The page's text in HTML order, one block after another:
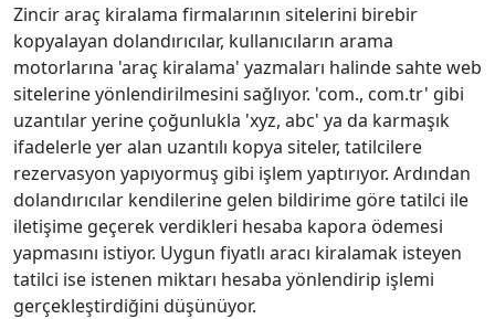
Zincir araç kiralama firmalarının sitelerini birebir
kopyalayan dolandırıcılar, kullanıcıların arama
motorlarına 'araç kiralama' yazmaları halinde sahte web
sitelerine yönlendirilmesini sağlıyor. 'com., com.tr' gibi
uzantılar yerine çoğunlukla 'xyz, abc' ya da karmaşık
ifadelerle yer alan uzantılı kopya siteler, tatilcilere
rezervasyon yapıyormuş gibi işlem yaptırıyor. Ardından
dolandırıcılar kendilerine gelen bildirime göre tatilci ile
iletişime geçerek verdikleri hesaba kapora ödemesi
yapmasını istiyor. Uygun fiyatlı aracı kiralamak isteyen
tatilci ise istenen miktarı hesaba yönlendirip işlemi
gerçekleştirdiğini düşünüyor.